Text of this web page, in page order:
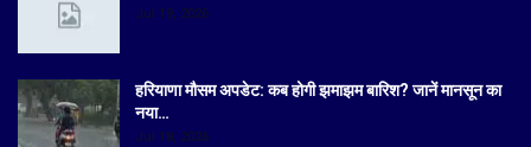
Jul 19, 2026
हरियाणा मौसम अपडेट: कब होगी झमाझम बारिश? जानें मानसून का
नया…
Jul 18, 2026